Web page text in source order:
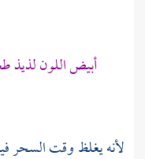
أبيض اللون
لأنه يغلظ وقت السحر